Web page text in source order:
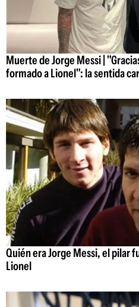
Muerte de Jorge Messi |
formado a Lionel": la sentida
Quién era Jorge Messi, el pilar
Lionel